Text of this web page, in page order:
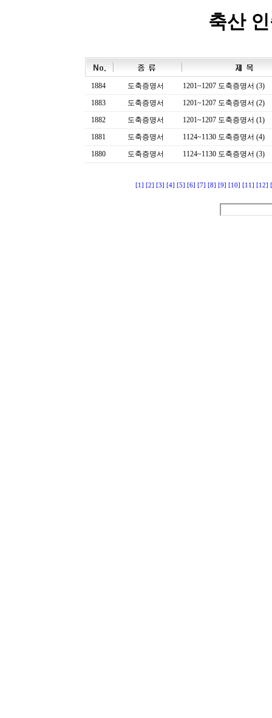
축산
1884 도축증명서
1201~1207 도축증명서 (3)
1883
도축증명서
1201~1207 도축증명서 (2)
1882
도축증명서
1201~1207 도축증명서 (1)
1881
도축증명서
1124~1130 도축증명서 (4)
1880
도축증명서 1124~1130 도축증명서 (3)
[1] [2] [3] [4] [5] [6] [7] [8] [9] [10] [11] [12]